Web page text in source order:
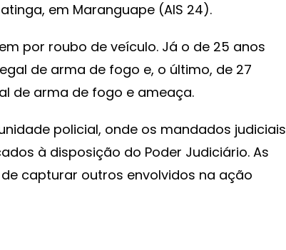
em Maranguape (AIS 24).
por roubo de veículo. Já o de 25 anos
de arma de fogo e, o último, de 27
de arma de fogo e ameaça.
policial, onde os mandados judiciais
à disposição do Poder Judiciário. As
capturar outros envolvidos na ação